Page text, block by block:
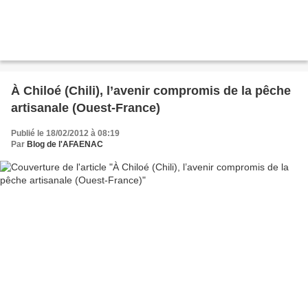
À Chiloé (Chili), l’avenir compromis de la pêche
artisanale (Ouest-France)
Publié le 18/02/2012 à 08:19
Par Blog de l'AFAENAC